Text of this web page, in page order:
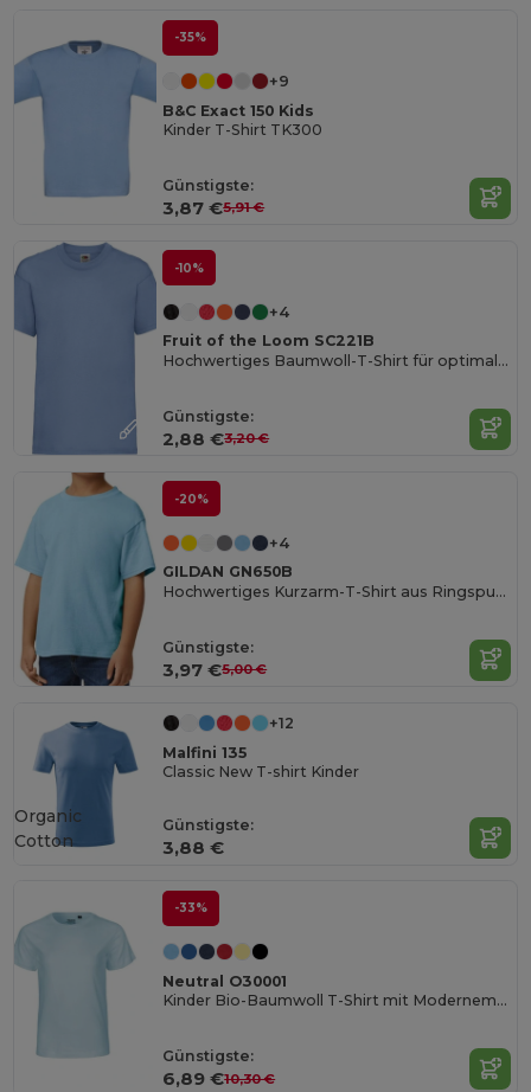
-35%
+9
B&C Exact 150 Kids
Kinder T-Shirt TK300
Günstigste:
3,87 €5,91 €
-10%
+4
Fruit of the Loom SC221B
Hochwertiges Baumwoll-T-Shirt für optimalen Druck
Günstigste:
2,88 €3,20 €
-20%
+4
GILDAN GN650B
Hochwertiges Kurzarm-T-Shirt aus Ringspun-Baumwolle
Günstigste:
3,97 €5,00 €
+12
Malfini 135
Classic New T-shirt Kinder
Günstigste:
3,88 €
Organic
Cotton
-33%
Neutral O30001
Kinder Bio-Baumwoll T-Shirt mit Modernem Schnitt
Günstigste:
6,89 €10,30 €